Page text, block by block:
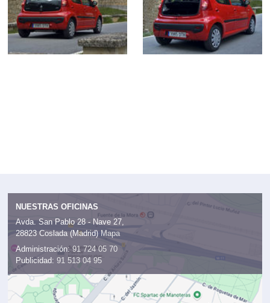
NUESTRAS OFICINAS
Avda. San Pablo 28 - Nave 27,
28823 Coslada (Madrid) Mapa
Administración: 91 724 05 70
Publicidad: 91 513 04 95